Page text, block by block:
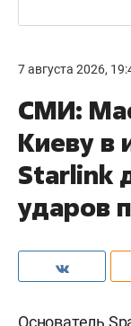
7 августа 2026,
СМИ:
Киеву в
Starlink
ударов